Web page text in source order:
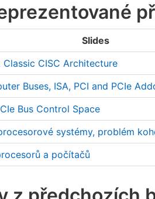
Slides
Classic CISC Architecture
Buses, ISA, PCI and PCIe
Bus Control Space
systémy, problém
a počítačů